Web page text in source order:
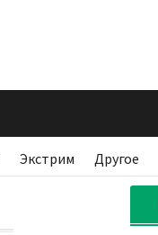
Экстрим Другое